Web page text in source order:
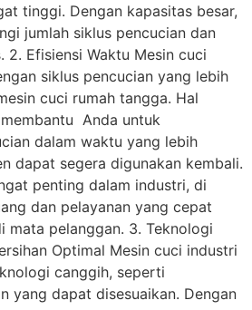
tinggi. Dengan kapasitas besar,
jumlah siklus pencucian dan
2. Efisiensi Waktu Mesin cuci
siklus pencucian yang lebih
cuci rumah tangga. Hal
Anda untuk
dalam waktu yang lebih
dapat segera digunakan kembali.
penting dalam industri, di
dan pelayanan yang cepat
mata pelanggan. 3. Teknologi
Optimal Mesin cuci industri
canggih, seperti
yang dapat disesuaikan. Dengan